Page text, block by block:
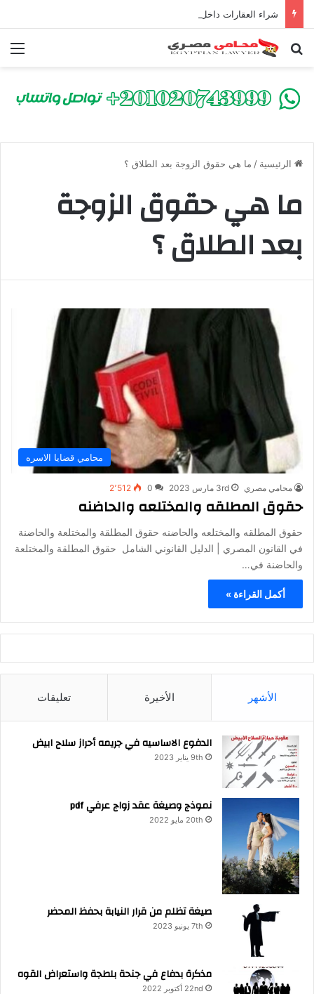
بحث عن
الرئيسية / ما هي حقوق الزوجة بعد الطلاق ؟
ما هي حقوق الزوجة
بعد الطلاق ؟
محامي قضايا الاسره
محامي مصري 3rd مارس 2023 0 2٬512
حقوق المطلقه والمختلعه والحاضنه
حقوق المطلقه والمختلعه والحاضنه حقوق المطلقة والمختلعة والحاضنة
في القانون المصري | الدليل القانوني الشامل حقوق المطلقة والمختلعة
والحاضنة في…
أكمل القراءة »
الأشهر الأخيرة تعليقات
الدفوع الاساسيه في جريمه أحراز سلاح ابيض
9th يناير 2023
نموذج وصيغة عقد زواج عرفي pdf
20th مايو 2022
صيغة تظلم من قرار النيابة بحفظ المحضر
7th يونيو 2023
مذكرة بدفاع في جنحة بلطجة واستعراض القوه
22nd أكتوبر 2022